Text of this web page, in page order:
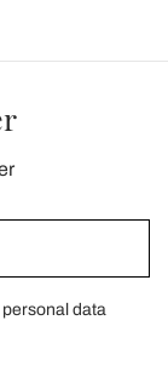
data